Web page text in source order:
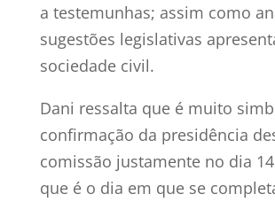
a testemunhas; assim como
sugestões legislativas
sociedade civil.
Dani ressalta que é muito
confirmação da presidência
comissão justamente no dia
que é o dia em que se